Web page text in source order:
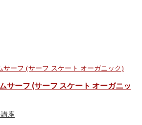
サムサーフ (サーフ スケー
フボードなど常時300本以上を展開。各種レ
ィン体験、有名スポットを巡るサーフガイ
サーフ (サーフ スケート オーガニッ
座